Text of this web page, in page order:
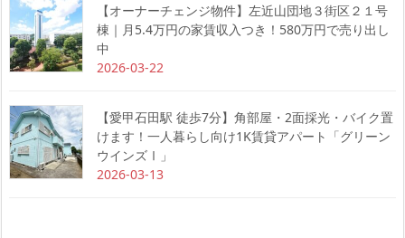
【オーナーチェンジ物件】左近山団地３街区２１号
棟｜月5.4万円の家賃収入つき！580万円で売り出し
中
2026-03-22
【愛甲石田駅 徒歩7分】角部屋・2面採光・バイク置
けます！一人暮らし向け1K賃貸アパート「グリーン
ウインズⅠ」
2026-03-13